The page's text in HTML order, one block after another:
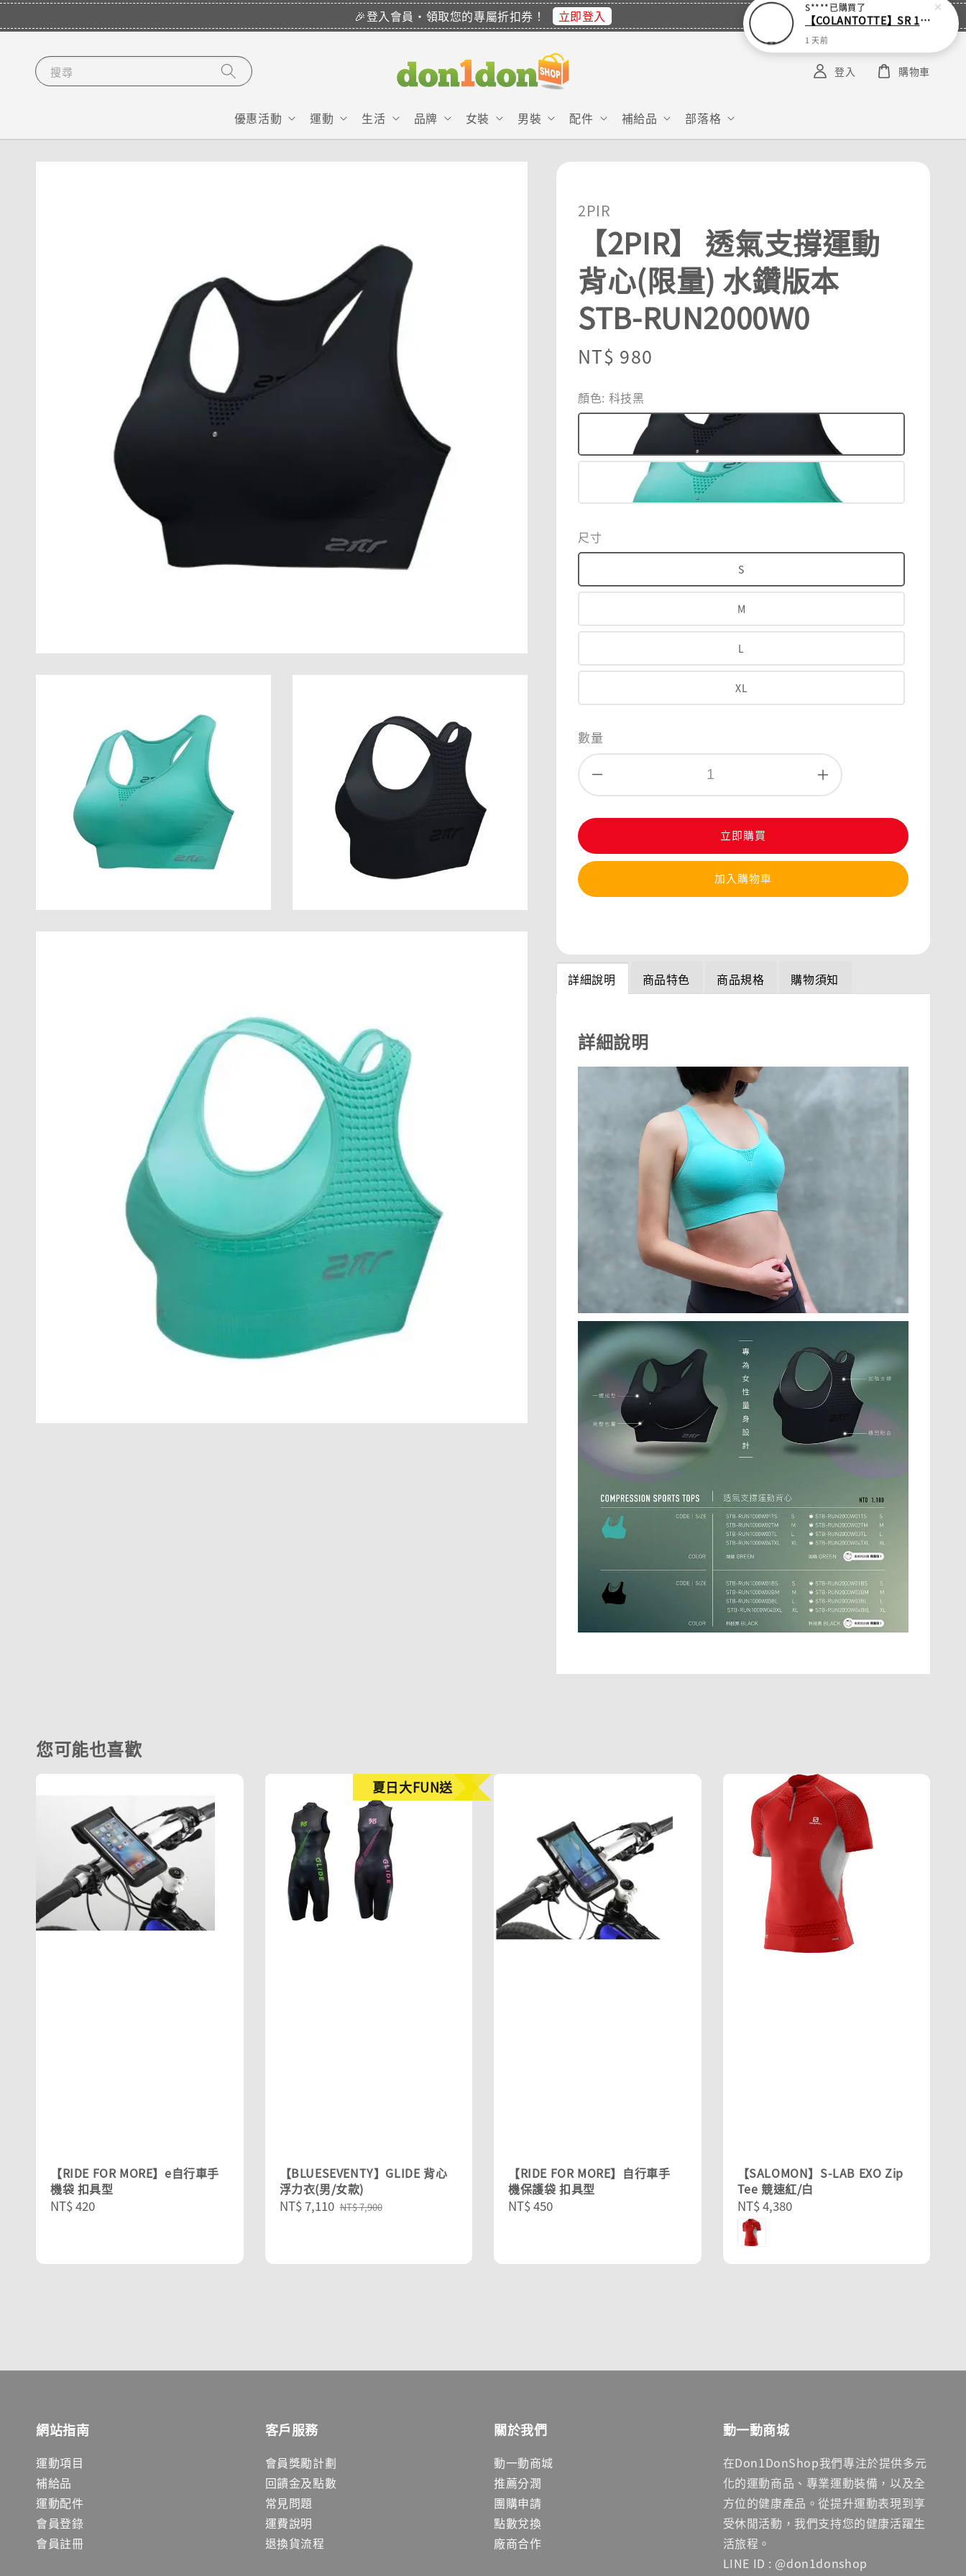
🎉登入會員・領取您的專屬折扣券！ 立即登入
搜尋
優惠活動 運動 生活 品牌 女裝 男裝 配件 補給品 部落格
登入 購物車
2PIR
【2PIR】 透氣支撐運動
背心(限量) 水鑽版本
STB-RUN2000W0
Regular
NT$ 980
顏色: 科技黑
尺寸
S
M
L
XL
數量
立即購買
加入購物車
詳細說明 商品特色 商品規格 購物須知
詳細說明
您可能也喜歡
【RIDE FOR MORE】e自行車手
機袋 扣具型
Regular
NT$ 420
夏日大FUN送
【BLUESEVENTY】GLIDE 背心
浮力衣(男/女款)
Sale
NT$ 7,110 Regular
NT$ 7,900
【RIDE FOR MORE】自行車手
機保護袋 扣具型
Regular
NT$ 450
【SALOMON】S-LAB EXO Zip
Tee 競速紅/白
Regular
price
NT$ 4,380
網站指南
運動項目
補給品
運動配件
會員登錄
會員註冊
客戶服務
會員獎勵計劃
回饋金及點數
常見問題
運費說明
退換貨流程
關於我們
動一動商城
推薦分潤
團購申請
點數兌換
廠商合作
動一動商城
在Don1DonShop我們專注於提供多元
化的運動商品、專業運動裝備，以及全
方位的健康產品。從提升運動表現到享
受休閒活動，我們支持您的健康活躍生
活旅程。
LINE ID : @don1donshop
S****已購買了
1 天前